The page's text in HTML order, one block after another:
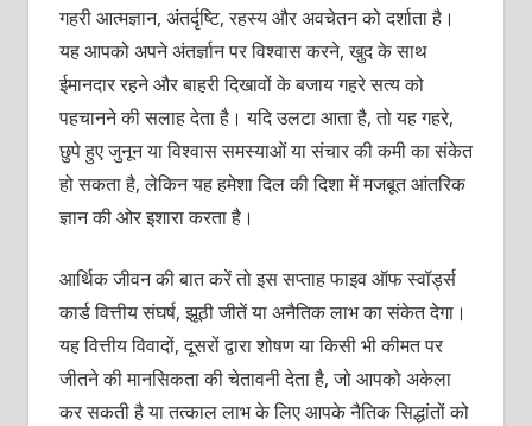
गहरी आत्मज्ञान, अंतर्दृष्टि, रहस्य और अवचेतन को दर्शाता है।
यह आपको अपने अंतर्ज्ञान पर विश्वास करने, खुद के साथ
ईमानदार रहने और बाहरी दिखावों के बजाय गहरे सत्य को
पहचानने की सलाह देता है। यदि उलटा आता है, तो यह गहरे,
छुपे हुए जुनून या विश्वास समस्याओं या संचार की कमी का संकेत
हो सकता है, लेकिन यह हमेशा दिल की दिशा में मजबूत आंतरिक
ज्ञान की ओर इशारा करता है।
आर्थिक जीवन की बात करें तो इस सप्ताह फाइव ऑफ स्वॉर्ड्स
कार्ड वित्तीय संघर्ष, झूठी जीतें या अनैतिक लाभ का संकेत देगा।
यह वित्तीय विवादों, दूसरों द्वारा शोषण या किसी भी कीमत पर
जीतने की मानसिकता की चेतावनी देता है, जो आपको अकेला
कर सकती है या तत्काल लाभ के लिए आपके नैतिक सिद्धांतों को